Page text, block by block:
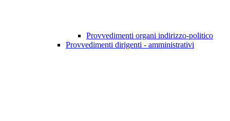
Provvedimenti organi indirizzo-politico
Provvedimenti dirigenti - amministrativi